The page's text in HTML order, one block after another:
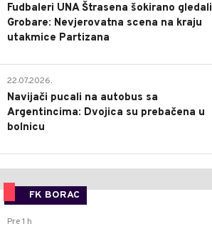
Fudbaleri UNA Štrasena šokirano gledali
Grobare: Nevjerovatna scena na kraju
utakmice Partizana
22.07.2026.
Navijači pucali na autobus sa
Argentincima: Dvojica su prebačena u
bolnicu
FK BORAC
Pre 1 h